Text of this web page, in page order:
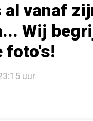
vanaf
Wij
foto's!
uur